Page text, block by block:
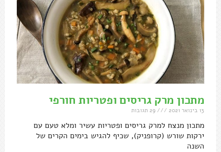
מתכון מרק גריסים ופטריות חורפי
13 בינואר 2021
מתכון מנצח למרק גריסים ופטריות עשיר ומלא טעם עם
ירקות שורש (קרופניק), שכיף להגיש בימים הקרים של
השנה